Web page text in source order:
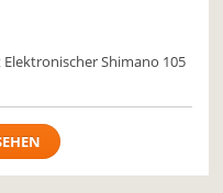
Shimano 105